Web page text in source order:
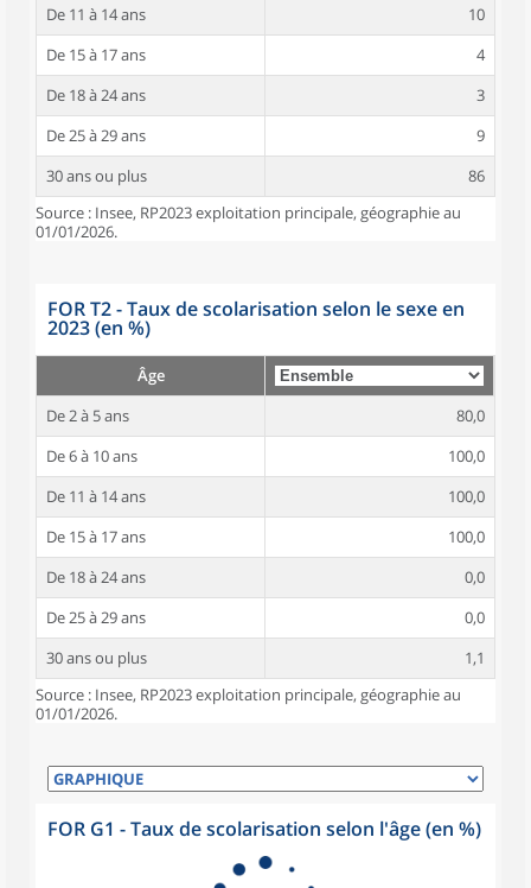
De 11 à 14 ans
10
De 15 à 17 ans
4
De 18 à 24 ans
3
De 25 à 29 ans
9
30 ans ou plus
86
Source : Insee, RP2023 exploitation principale, géographie au
01/01/2026.
FOR T2 - Taux de scolarisation selon le sexe en
2023 (en %)
Âge
De 2 à 5 ans
80,0
De 6 à 10 ans
100,0
De 11 à 14 ans
100,0
De 15 à 17 ans
100,0
De 18 à 24 ans
0,0
De 25 à 29 ans
0,0
30 ans ou plus
1,1
Source : Insee, RP2023 exploitation principale, géographie au
01/01/2026.
FOR G1 - Taux de scolarisation selon l'âge (en %)